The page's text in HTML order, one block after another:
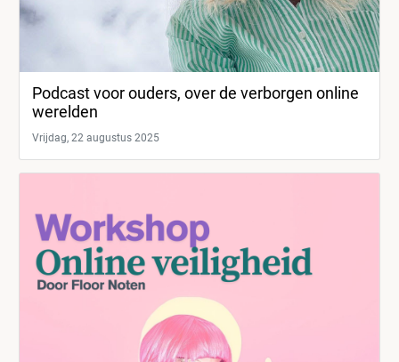
Podcast voor ouders, over de verborgen online
werelden
Vrijdag, 22 augustus 2025